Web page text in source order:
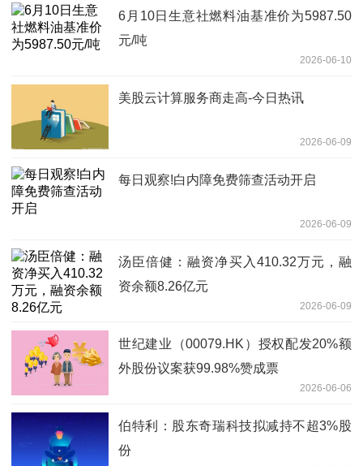
6月10日生意社燃料油基准价为5987.50
元/吨
2026-06-10
美股云计算服务商走高-今日热讯
2026-06-09
每日观察!白内障免费筛查活动开启
2026-06-09
汤臣倍健：融资净买入410.32万元，融
资余额8.26亿元
2026-06-09
世纪建业（00079.HK）授权配发20%额
外股份议案获99.98%赞成票
2026-06-06
伯特利：股东奇瑞科技拟减持不超3%股
份